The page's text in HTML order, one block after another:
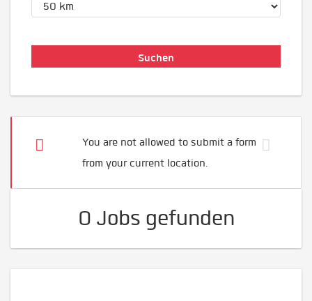
You are not allowed to submit a form
from your current location.
0 Jobs gefunden